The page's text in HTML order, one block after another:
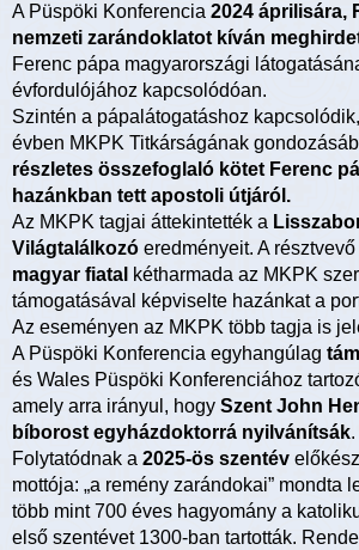
A Püspöki Konferencia 2024 áprilisára,
nemzeti zarándoklatot kíván
Ferenc pápa magyarországi
évfordulójához kapcsolódóan.
Szintén a pápalátogatáshoz
évben MKPK Titkárságának
részletes összefoglaló kötet Ferenc
hazánkban tett apostoli útjáról.
Az MKPK tagjai áttekintették a
Világtalálkozó eredményeit. A résztvevő
magyar fiatal kétharmada az MKPK
támogatásával képviselte hazánkat a
Az eseményen az MKPK több tagja is
A Püspöki Konferencia egyhangúlag
és Wales Püspöki Konferenciához
amely arra irányul, hogy Szent John
bíborost egyházdoktorrá nyilvánítsák.
Folytatódnak a 2025-ös szentév
mottója: „a remény zarándokai” mondta
több mint 700 éves hagyomány a
első szentévet 1300-ban tartották.